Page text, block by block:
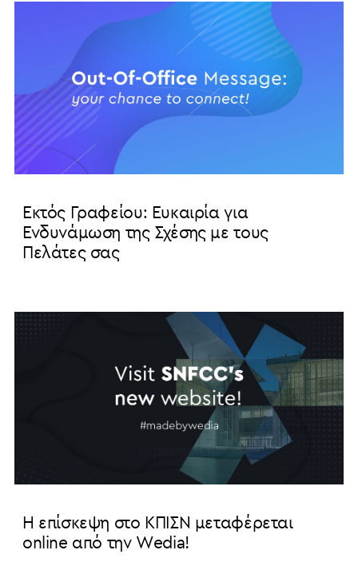
Εκτός Γραφείου: Ευκαιρία για
Ενδυνάμωση της Σχέσης με τους
Πελάτες σας
Η επίσκεψη στο ΚΠΙΣΝ μεταφέρεται
online από την Wedia!